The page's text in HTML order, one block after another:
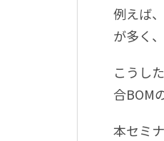
例えば
が多く
こうし
合BOM
本セミ